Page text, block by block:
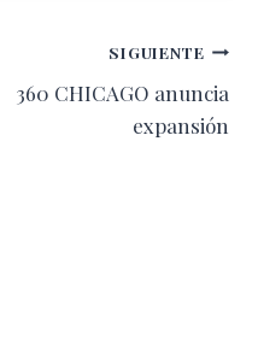
SIGUIENTE
360 CHICAGO anuncia
expansión